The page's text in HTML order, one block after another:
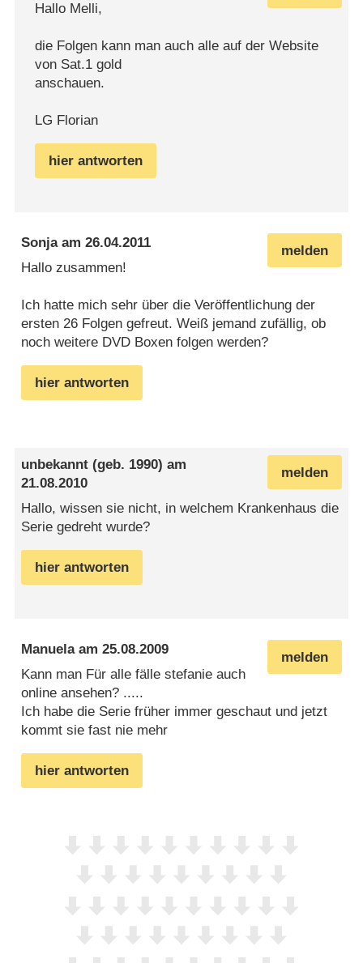
Hallo Melli,
die Folgen kann man auch alle auf der Website
von Sat.1 gold
anschauen.
LG Florian
hier antworten
melden
Sonjaam26.04.2011
Hallo zusammen!
Ich hatte mich sehr über die Veröffentlichung der
ersten 26 Folgen gefreut. Weiß jemand zufällig, ob
noch weitere DVD Boxen folgen werden?
hier antworten
melden
unbekannt (geb. 1990) am
21.08.2010
Hallo, wissen sie nicht, in welchem Krankenhaus die
Serie gedreht wurde?
hier antworten
melden
Manuelaam25.08.2009
Kann man Für alle fälle stefanie auch
online ansehen? .....
Ich habe die Serie früher immer geschaut und jetzt
kommt sie fast nie mehr
hier antworten